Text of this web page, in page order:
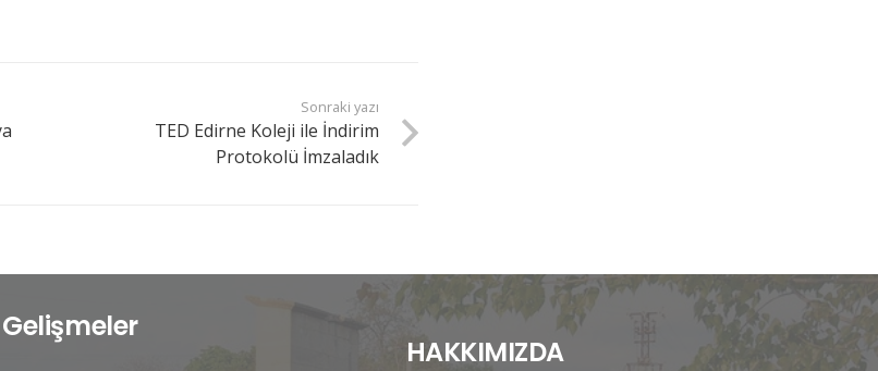
Sonraki yazı
TED Edirne Koleji ile İndirim
Protokolü İmzaladık
HAKKIMIZDA